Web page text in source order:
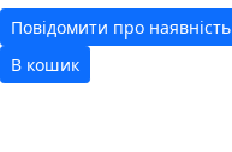
Повідомити про наявність
В кошик